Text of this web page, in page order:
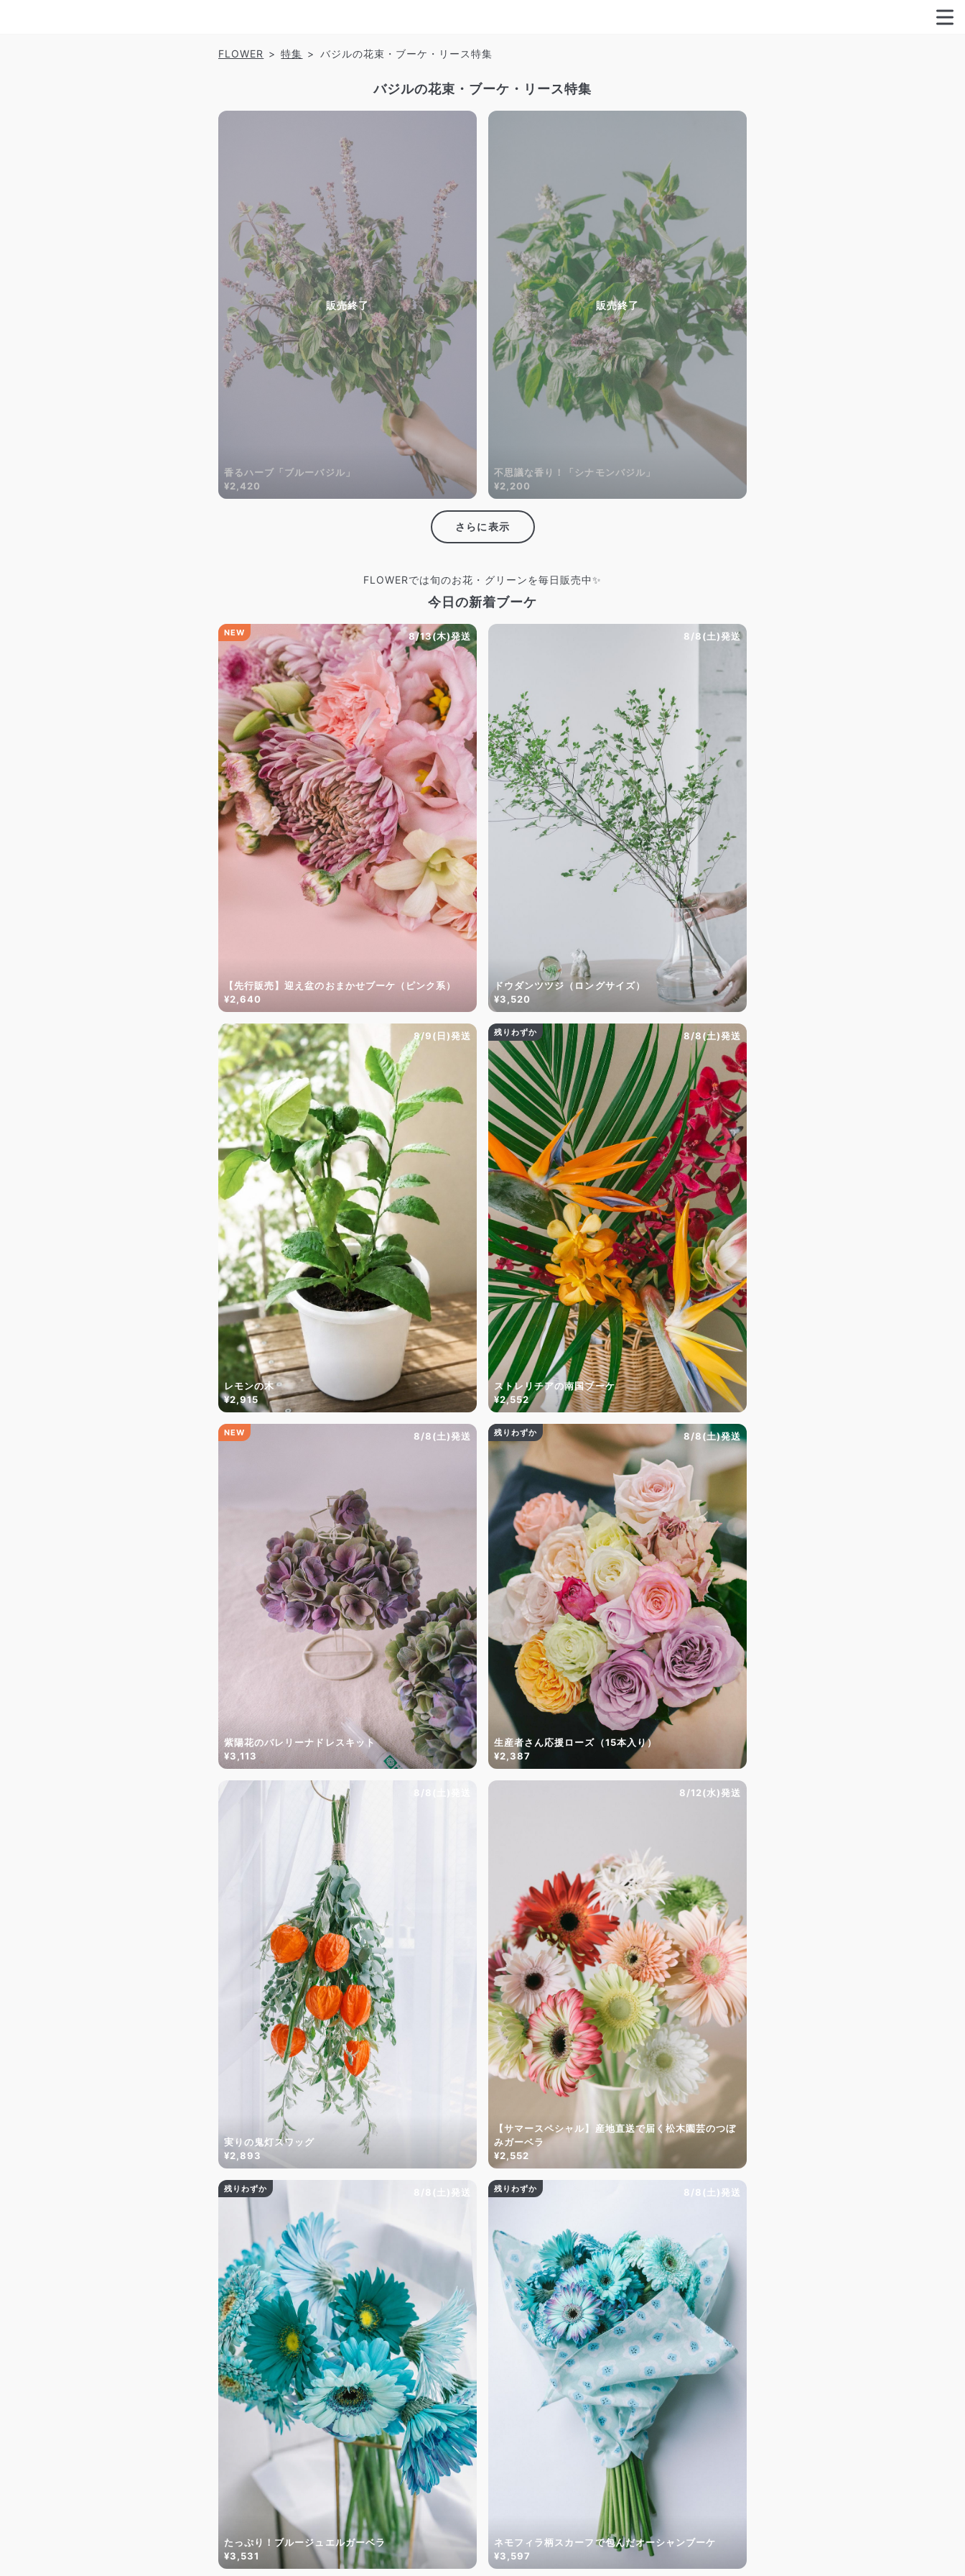
特定商取引法に関する表記
FLOWER 特集 バジルの花束・ブーケ・リース特集
バジルの花束・ブーケ・リース特集
香るハーブ「ブルーバジル」
¥2,420
販売終了
不思議な香り！「シナモンバジル」
¥2,200
販売終了
さらに表示
FLOWERでは旬のお花・グリーンを毎日販売中✨
今日の新着ブーケ
8/13(木)発送
NEW
【先行販売】迎え盆のおまかせブーケ（ピンク系）
¥2,640
8/8(土)発送
ドウダンツツジ（ロングサイズ）
¥3,520
8/9(日)発送
レモンの木
¥2,915
8/8(土)発送
残りわずか
ストレリチアの南国ブーケ
¥2,552
8/8(土)発送
NEW
紫陽花のバレリーナドレスキット
¥3,113
8/8(土)発送
残りわずか
生産者さん応援ローズ（15本入り）
¥2,387
8/8(土)発送
実りの鬼灯スワッグ
¥2,893
8/12(水)発送
【サマースペシャル】産地直送で届く松木園芸のつぼ
みガーベラ
¥2,552
8/8(土)発送
残りわずか
たっぷり！ブルージュエルガーベラ
¥3,531
8/8(土)発送
残りわずか
ネモフィラ柄スカーフで包んだオーシャンブーケ
¥3,597